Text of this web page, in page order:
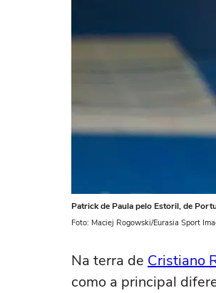
Patrick de Paula pelo Estoril, de
Foto: Maciej Rogowski/Eurasia Sport
Na terra de Cristiano
como a principal